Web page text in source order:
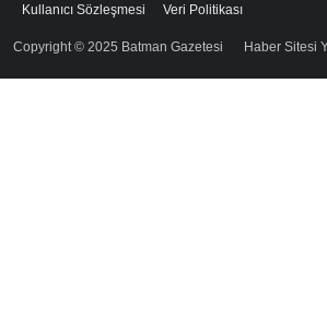
Copyright © 2025 Batman Gazetesi Haber Sitesi
Kullanıcı Sözleşmesi
Veri Politikası